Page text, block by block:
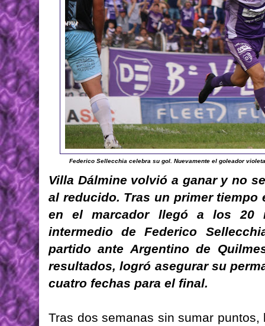
Federico Sellecchia celebra su gol. Nuevamente el goleador
Villa Dálmine volvió a ganar y no
al reducido. Tras un primer
en el marcador llegó a los 20
intermedio de Federico
partido ante Argentino de
resultados, logró asegurar su
cuatro fechas para el final.
Tras dos semanas sin sumar